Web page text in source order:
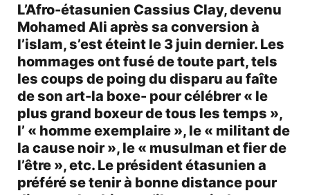
L’Afro-étasunien Cassius Clay, devenu
Mohamed Ali après sa conversion à
l’islam, s’est éteint le 3 juin dernier. Les
hommages ont fusé de toute part, tels
les coups de poing du disparu au faîte
de son art-la boxe- pour célébrer « le
plus grand boxeur de tous les temps »,
l’ « homme exemplaire », le « militant de
la cause noir », le « musulman et fier de
l’être », etc. Le président étasunien a
préféré se tenir à bonne distance pour